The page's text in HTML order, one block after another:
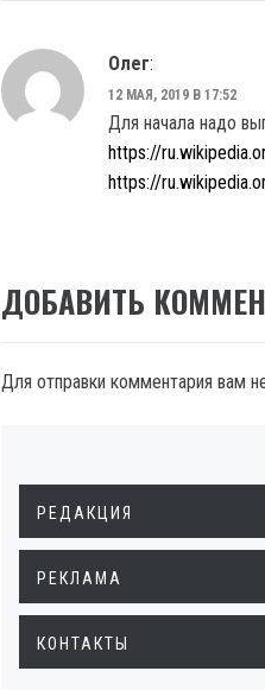
Олег:
12 МАЯ, 2019 В 17:52
Для начала надо
https://
https://
ДОБАВИТЬ
Для отправки комментария вам
РЕДАКЦИЯ
РЕКЛАМА
КОНТАКТЫ